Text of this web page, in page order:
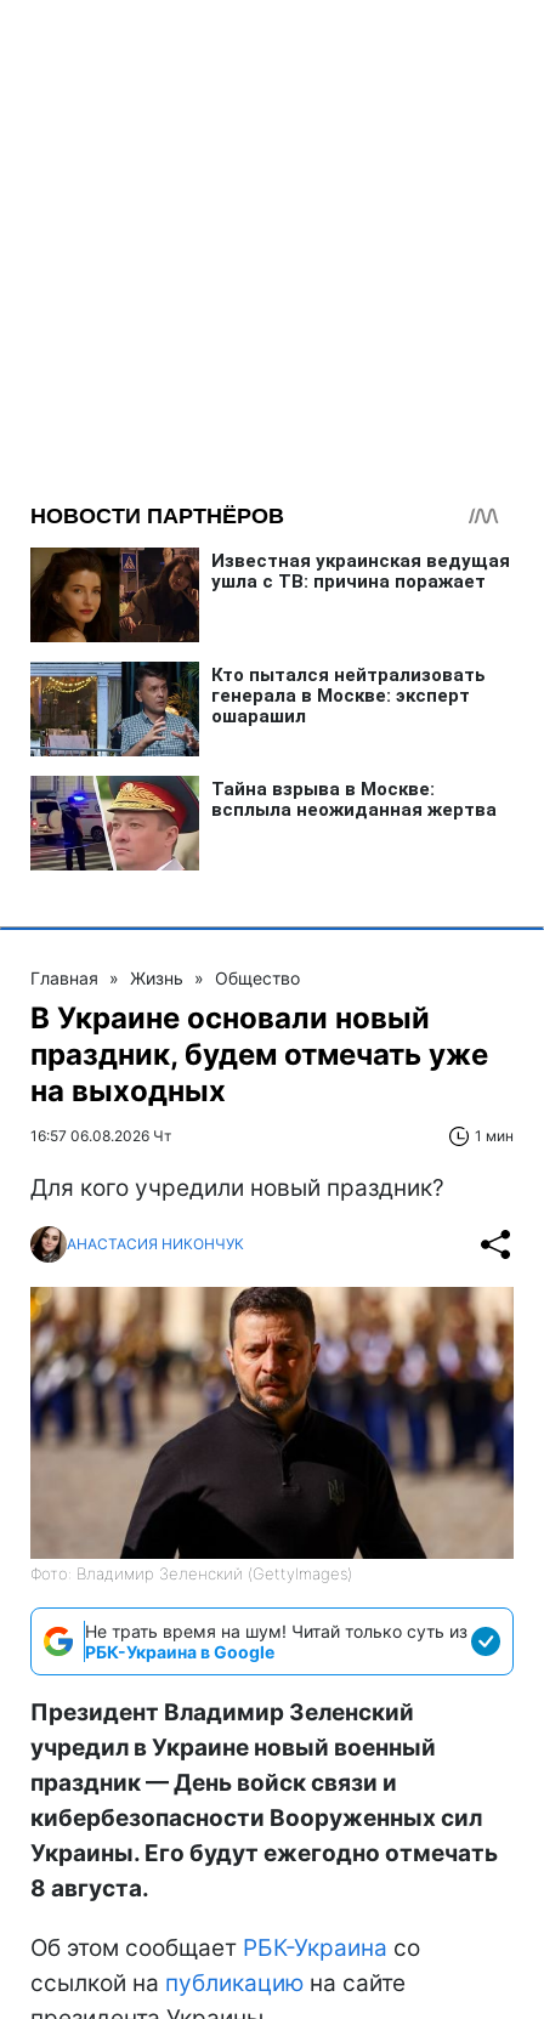
Главная » Жизнь » Общество
В Украине основали новый
праздник, будем отмечать уже
на выходных
16:57 06.08.2026 Чт 1 мин
Для кого учредили новый праздник?
АНАСТАСИЯ НИКОНЧУК
Фото: Владимир Зеленский (GettyImages)
Не трать время на шум! Читай только суть из
РБК-Украина в Google
Президент Владимир Зеленский
учредил в Украине новый военный
праздник — День войск связи и
кибербезопасности Вооруженных сил
Украины. Его будут ежегодно отмечать
8 августа.
Об этом сообщает РБК-Украина со
ссылкой на публикацию на сайте